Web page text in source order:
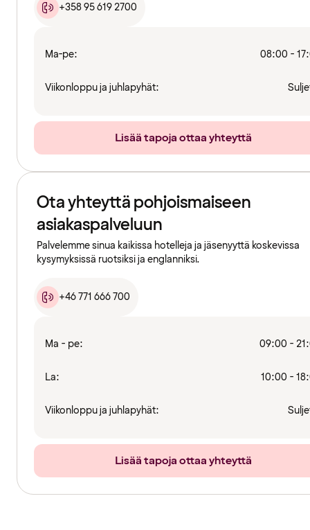
+358 95 619 2700
Ma-pe: 08:00 -
Viikonloppu ja juhlapyhät:
Lisää tapoja ottaa yhteyttä
Ota yhteyttä pohjoismaiseen
asiakaspalveluun
Palvelemme sinua kaikissa hotelleja ja jäsenyyttä koskevissa
kysymyksissä ruotsiksi ja englanniksi.
+46 771 666 700
Ma - pe: 09:00 -
La: 10:00 -
Viikonloppu ja juhlapyhät:
Lisää tapoja ottaa yhteyttä